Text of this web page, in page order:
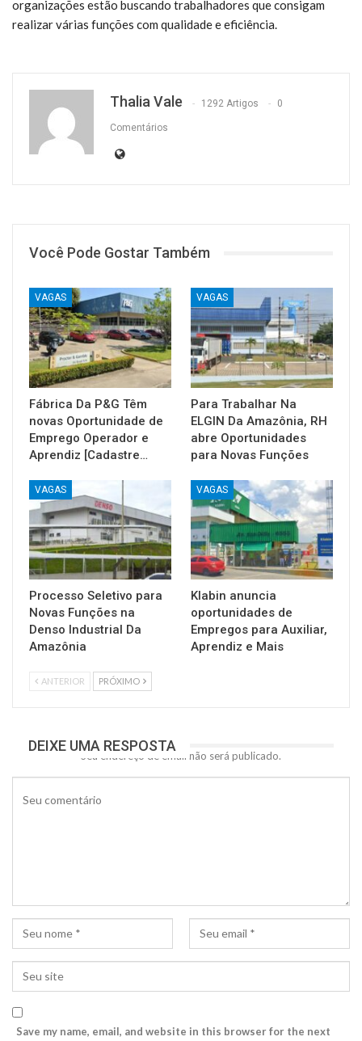
organizações estão buscando trabalhadores que consigam
realizar várias funções com qualidade e eficiência.
Thalia Vale 1292 Artigos 0
Comentários
Você Pode Gostar Também
VAGAS
Fábrica Da P&G Têm
novas Oportunidade de
Emprego Operador e
Aprendiz [Cadastre…
VAGAS
Para Trabalhar Na
ELGIN Da Amazônia, RH
abre Oportunidades
para Novas Funções
VAGAS
Processo Seletivo para
Novas Funções na
Denso Industrial Da
Amazônia
VAGAS
Klabin anuncia
oportunidades de
Empregos para Auxiliar,
Aprendiz e Mais
ANTERIOR PRÓXIMO
DEIXE UMA RESPOSTA
Seu endereço de email não será publicado.
Save my name, email, and website in this browser for the next